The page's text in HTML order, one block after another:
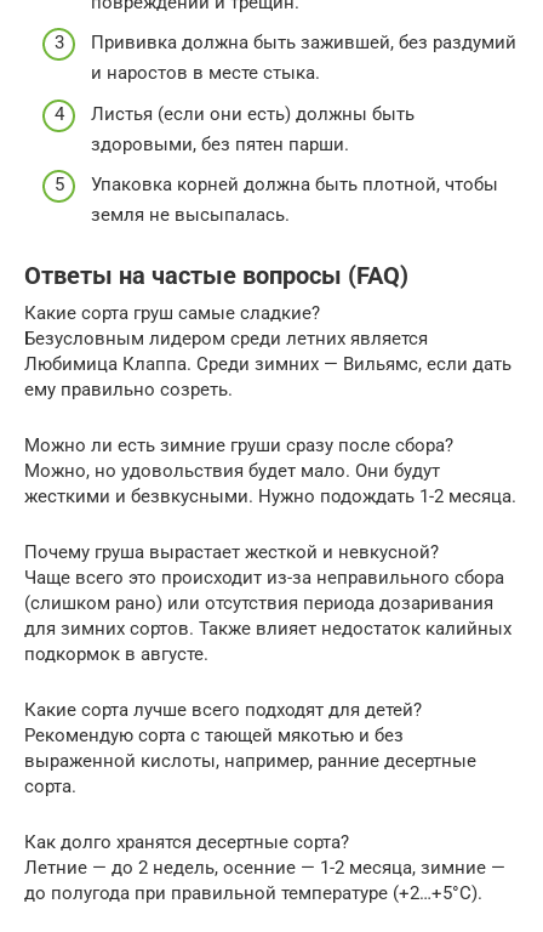
Прививка должна быть зажившей, без раздумий
и наростов в месте стыка.
Листья (если они есть) должны быть
здоровыми, без пятен парши.
Упаковка корней должна быть плотной, чтобы
земля не высыпалась.
Ответы на частые вопросы (FAQ)
Какие сорта груш самые сладкие?
Безусловным лидером среди летних является
Любимица Клаппа. Среди зимних — Вильямс, если дать
ему правильно созреть.
Можно ли есть зимние груши сразу после сбора?
Можно, но удовольствия будет мало. Они будут
жесткими и безвкусными. Нужно подождать 1-2 месяца.
Почему груша вырастает жесткой и невкусной?
Чаще всего это происходит из-за неправильного сбора
(слишком рано) или отсутствия периода дозаривания
для зимних сортов. Также влияет недостаток калийных
подкормок в августе.
Какие сорта лучше всего подходят для детей?
Рекомендую сорта с тающей мякотью и без
выраженной кислоты, например, ранние десертные
сорта.
Как долго хранятся десертные сорта?
Летние — до 2 недель, осенние — 1-2 месяца, зимние —
до полугода при правильной температуре (+2…+5°C).